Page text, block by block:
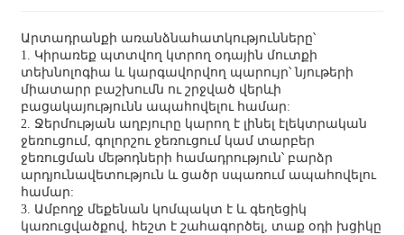
Արտադրանքի առանձնահատկությունները՝
1. Կիրառեք պտտվող կտրող օդային մուտքի
տեխնոլոգիա և կարգավորվող պարույր՝ նյութերի
միատարր բաշխումն ու շրջված վերևի
բացակայությունն ապահովելու համար:
2. Ջերմության աղբյուրը կարող է լինել էլեկտրական
ջեռուցում, գոլորշու ջեռուցում կամ տարբեր
ջեռուցման մեթոդների համադրություն՝ բարձր
արդյունավետություն և ցածր սպառում ապահովելու
համար:
3. Ամբողջ մեքենան կոմպակտ է և գեղեցիկ
կառուցվածքով, հեշտ է շահագործել, տաք օդի խցիկը